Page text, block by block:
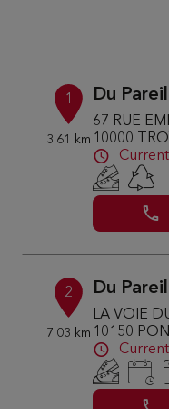
1
3.61 km
Du
67 RUE
10000
2
7.03 km
Du
LA VOIE
10150